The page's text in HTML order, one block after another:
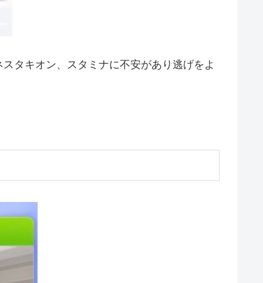
タキオン、スタミナに不安があり逃げをよ